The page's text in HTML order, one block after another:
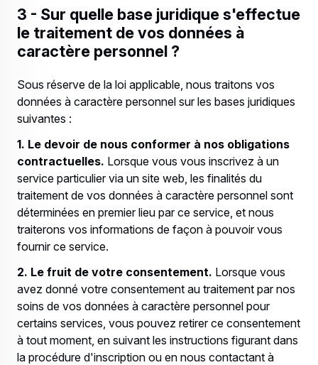
3 - Sur quelle base juridique s'effectue
le traitement de vos données à
caractère personnel ?
Sous réserve de la loi applicable, nous traitons vos
données à caractère personnel sur les bases juridiques
suivantes :
1. Le devoir de nous conformer à nos obligations
contractuelles. Lorsque vous vous inscrivez à un
service particulier via un site web, les finalités du
traitement de vos données à caractère personnel sont
déterminées en premier lieu par ce service, et nous
traiterons vos informations de façon à pouvoir vous
fournir ce service.
2. Le fruit de votre consentement. Lorsque vous
avez donné votre consentement au traitement par nos
soins de vos données à caractère personnel pour
certains services, vous pouvez retirer ce consentement
à tout moment, en suivant les instructions figurant dans
la procédure d'inscription ou en nous contactant à